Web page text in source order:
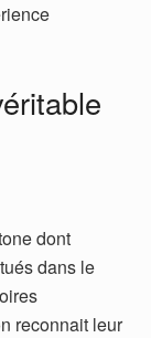
dont
dans le
reconnait leur